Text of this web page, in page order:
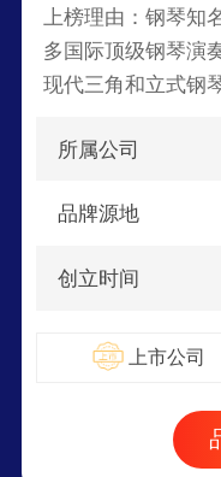
上榜理由：钢琴知
多国际顶级钢琴演
现代三角和立式钢
所属公司
品牌源地
创立时间
上市公司